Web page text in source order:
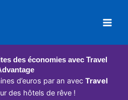
des économies avec Travel
d’euros par an avec Travel
des hôtels de rêve !